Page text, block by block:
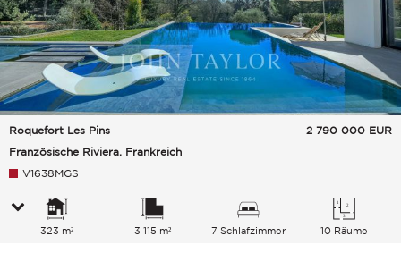
Roquefort Les Pins
Französische Riviera, Frankreich
2 790 000 EUR
V1638MGS
323 m² 3 115 m² 7 Schlafzimmer 10 Räume